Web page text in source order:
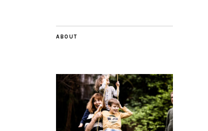
ABOUT